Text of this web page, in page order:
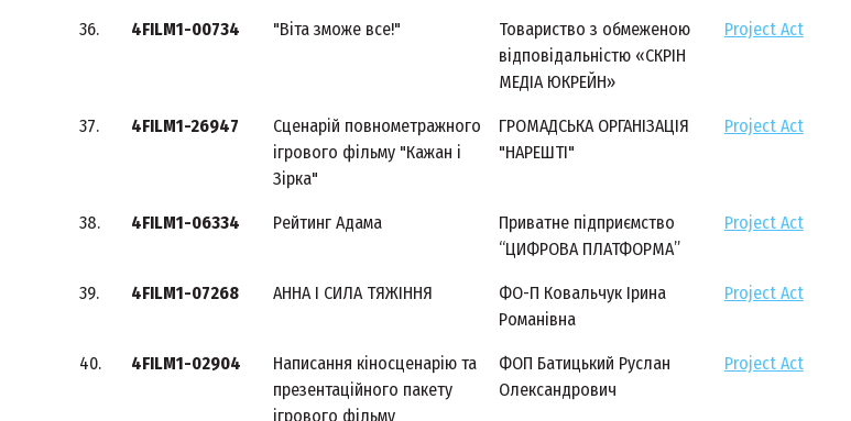
36. 4FILM1-00734 "Віта зможе все!"
Товариство з обмеженою
відповідальністю «СКРІН
МЕДІА ЮКРЕЙН»
Project Act
37. 4FILM1-26947
Сценарій повнометражного
ігрового фільму "Кажан і
Зірка"
ГРОМАДСЬКА ОРГАНІЗАЦІЯ
"НАРЕШТІ"
Project Act
38. 4FILM1-06334 Рейтинг Адама
Приватне підприємство
“ЦИФРОВА ПЛАТФОРМА”
Project Act
39. 4FILM1-07268 АННА І СИЛА ТЯЖІННЯ
ФО-П Ковальчук Ірина
Романівна
Project Act
40. 4FILM1-02904
Написання кіносценарію та
презентаційного пакету
ігрового фільму
ФОП Батицький Руслан
Олександрович
Project Act